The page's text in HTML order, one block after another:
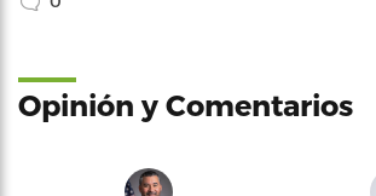
Opinión y Comentarios